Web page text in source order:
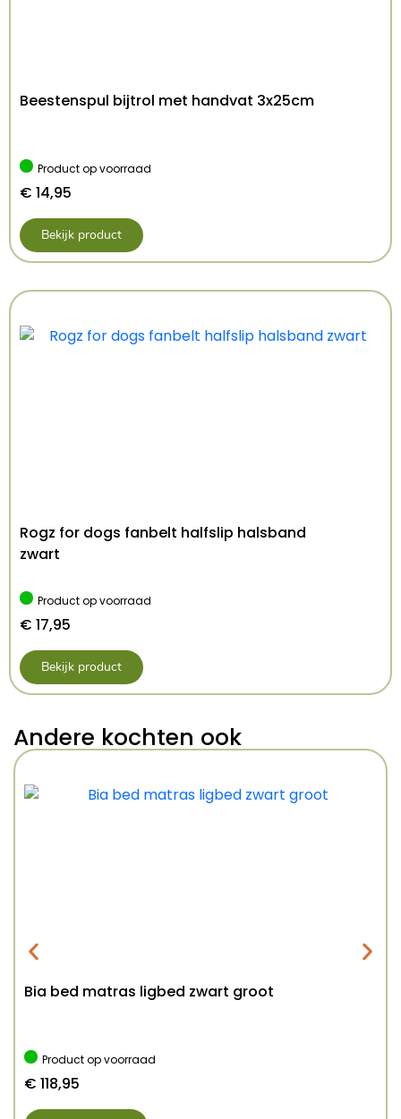
Inhoud:20 ml
Kleur: Meerkleurig
Beestenspul bijtrol met handvat 3x25cm
Product op voorraad
€ 14,95
Bekijk product
Rogz for dogs fanbelt halfslip halsband
zwart
Product op voorraad
€ 17,95
Bekijk product
Andere kochten ook
Bia bed matras ligbed zwart groot
Product op voorraad
€ 118,95